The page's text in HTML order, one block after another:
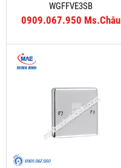
WGFFVE3SB
0909.067.950 Ms.Châu